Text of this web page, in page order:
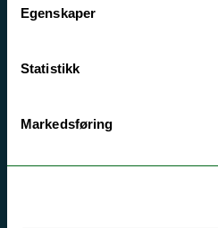
Egenskaper
Statistikk
Markedsføring